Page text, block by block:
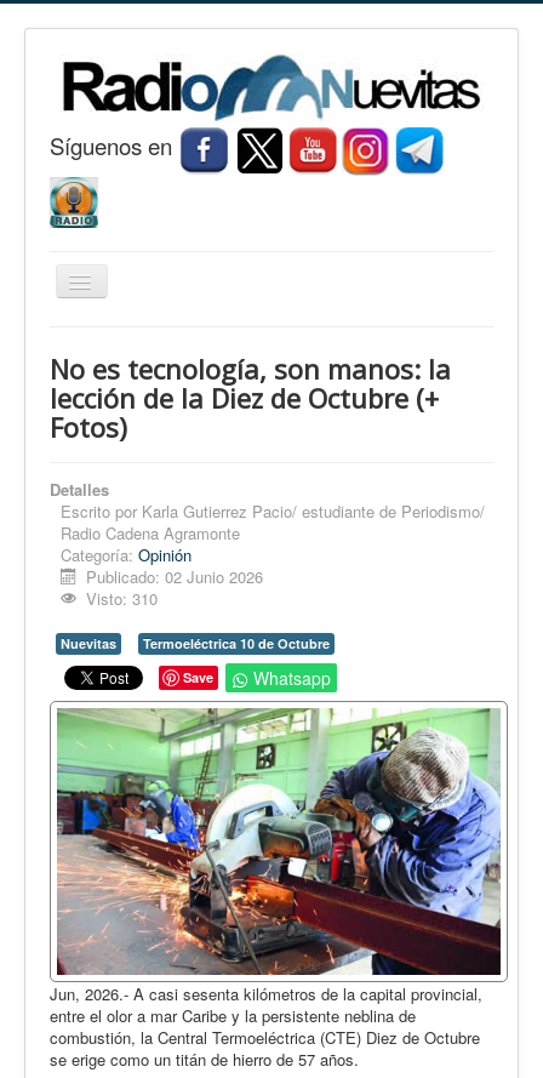
Síguenos en
Cambiar
Nuevitas
Noticias
Fotorreportaje
Opinión
En audio
Medio Ambiente
Ciencia, tecnología y curiosidades
Francés
Inglés
Desempolvando la historia
No es tecnología, son manos: la
lección de la Diez de Octubre (+
Fotos)
Detalles
Escrito por Karla Gutierrez Pacio/ estudiante de Periodismo/
Radio Cadena Agramonte
Categoría: Opinión
Publicado: 02 Junio 2026
Visto: 310
Nuevitas
Termoeléctrica 10 de Octubre
Save
Whatsapp
Jun, 2026.- A casi sesenta kilómetros de la capital provincial,
entre el olor a mar Caribe y la persistente neblina de
combustión, la Central Termoeléctrica (CTE) Diez de Octubre
se erige como un titán de hierro de 57 años.